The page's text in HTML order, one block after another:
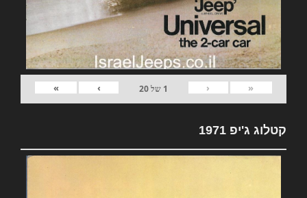
«
‹
1 של20
›
»
קטלוג ג'יפ 1971